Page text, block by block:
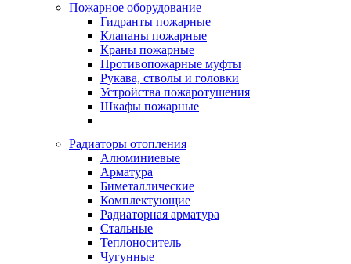
Пожарное оборудование
Гидранты пожарные
Клапаны пожарные
Краны пожарные
Противопожарные муфты
Рукава, стволы и головки
Устройства пожаротушения
Шкафы пожарные
Радиаторы отопления
Алюминиевые
Арматура
Биметаллические
Комплектующие
Радиаторная арматура
Стальные
Теплоноситель
Чугунные